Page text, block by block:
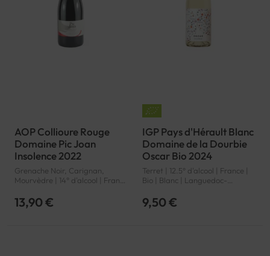
AOP Collioure Rouge
Domaine Pic Joan
Insolence 2022
Grenache Noir, Carignan,
Mourvèdre | 14° d'alcool | France
| Collioure | AOP
13,90 €
IGP Pays d'Hérault Blanc
Domaine de la Dourbie
Oscar Bio 2024
Terret | 12.5° d'alcool | France |
Bio | Blanc | Languedoc-
9,50 €